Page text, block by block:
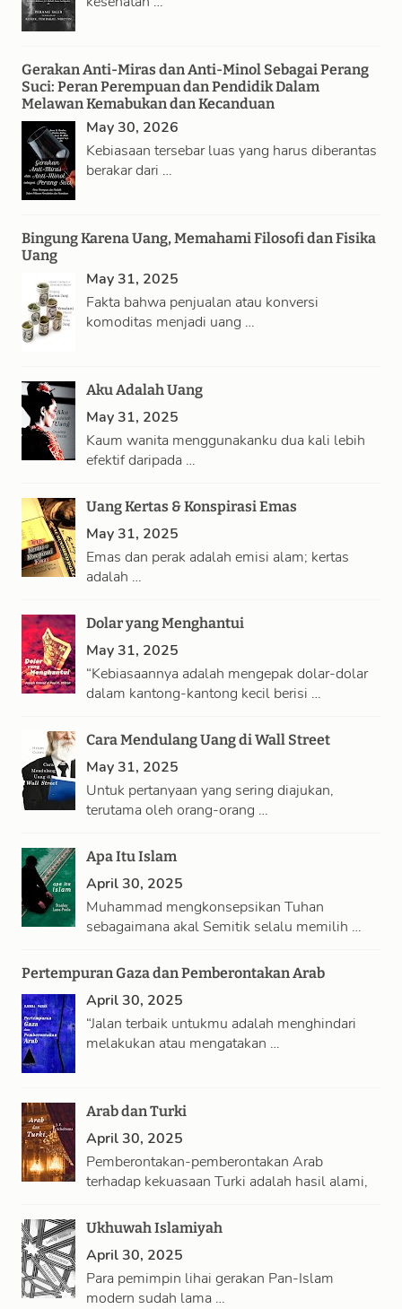
Gerakan Anti-Miras dan Anti-Minol Sebagai Perang
Suci: Peran Perempuan dan Pendidik Dalam
Melawan Kemabukan dan Kecanduan
May 30, 2026
Kebiasaan tersebar luas yang harus diberantas
berakar dari …
Bingung Karena Uang, Memahami Filosofi dan Fisika
Uang
May 31, 2025
Fakta bahwa penjualan atau konversi
komoditas menjadi uang …
Aku Adalah Uang
May 31, 2025
Kaum wanita menggunakanku dua kali lebih
efektif daripada …
Uang Kertas & Konspirasi Emas
May 31, 2025
Emas dan perak adalah emisi alam; kertas
adalah …
Dolar yang Menghantui
May 31, 2025
“Kebiasaannya adalah mengepak dolar-dolar
dalam kantong-kantong kecil berisi …
Cara Mendulang Uang di Wall Street
May 31, 2025
Untuk pertanyaan yang sering diajukan,
terutama oleh orang-orang …
Apa Itu Islam
April 30, 2025
Muhammad mengkonsepsikan Tuhan
sebagaimana akal Semitik selalu memilih …
Pertempuran Gaza dan Pemberontakan Arab
April 30, 2025
“Jalan terbaik untukmu adalah menghindari
melakukan atau mengatakan …
Arab dan Turki
April 30, 2025
Pemberontakan-pemberontakan Arab
terhadap kekuasaan Turki adalah hasil alami,
Ukhuwah Islamiyah
April 30, 2025
Para pemimpin lihai gerakan Pan-Islam
modern sudah lama …